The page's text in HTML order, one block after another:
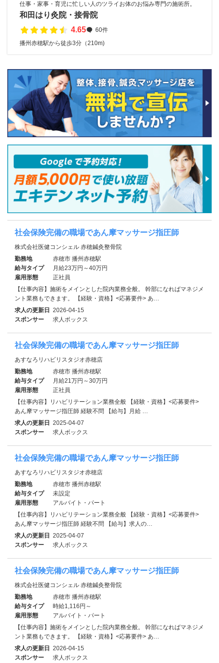
仕事・家事・育児に忙しい人のツライお体のお悩み専門の施術所。
和田はり灸院・接骨院
4.65
60件
播州赤穂駅から徒歩3分（210m)
社会保険完備の職場であん摩マッサージ指圧師
株式会社医健コンシェル 赤穂鍼灸整骨院
勤務地
赤穂市 播州赤穂駅
給与タイプ
月給23万円～40万円
雇用形態
正社員
【仕事内容】施術をメインとした院内業務全般。 幹部になればマネジメ
ント業務もできます。 【経験・資格】<応募要件> あ…
求人の更新日 2026-04-15
スポンサー
求人ボックス
社会保険完備の職場であん摩マッサージ指圧師
あすなろリハビリスタジオ赤穂店
勤務地
赤穂市 播州赤穂駅
給与タイプ
月給21万円～30万円
雇用形態
正社員
【仕事内容】リハビリテーション業務全般 【経験・資格】<応募要件>
あん摩マッサージ指圧師 経験不問 【給与】月給 …
求人の更新日 2025-04-07
スポンサー
求人ボックス
社会保険完備の職場であん摩マッサージ指圧師
あすなろリハビリスタジオ赤穂店
勤務地
赤穂市 播州赤穂駅
給与タイプ
未設定
雇用形態
アルバイト・パート
【仕事内容】リハビリテーション業務全般 【経験・資格】<応募要件>
あん摩マッサージ指圧師 経験不問 【給与】求人の…
求人の更新日 2025-04-07
スポンサー
求人ボックス
社会保険完備の職場であん摩マッサージ指圧師
株式会社医健コンシェル 赤穂鍼灸整骨院
勤務地
赤穂市 播州赤穂駅
給与タイプ
時給1,116円～
雇用形態
アルバイト・パート
【仕事内容】施術をメインとした院内業務全般。 幹部になればマネジメ
ント業務もできます。 【経験・資格】<応募要件> あ…
求人の更新日 2026-04-15
スポンサー
求人ボックス